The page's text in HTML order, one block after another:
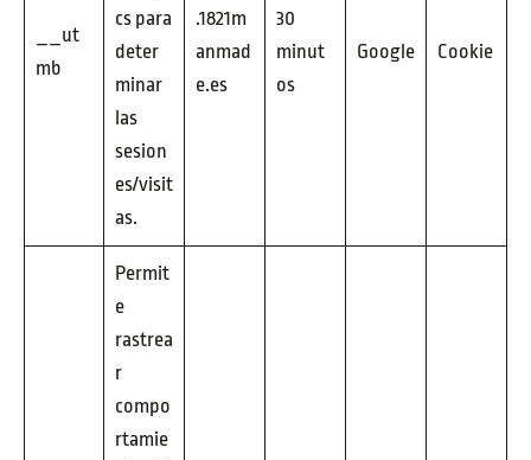
__ut
mb
cs para
deter
minar
las
sesion
es/visit
as.
.1821m
anmad
e.es
30
minut
os
Google Cookie
Permit
e
rastrea
r
compo
rtamie